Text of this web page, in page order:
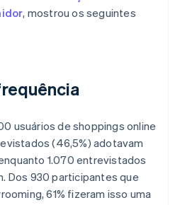
, mostrou os seguintes
usuários de shoppings online
(46,5%) adotavam
1.070 entrevistados
Dos 930 participantes que
61% fizeram isso uma